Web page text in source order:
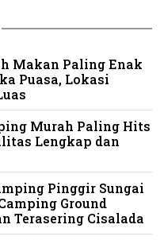
Makan Paling Enak
Puasa, Lokasi
Murah Paling Hits
Lengkap dan
Pinggir Sungai
Ground
Terasering Cisalada